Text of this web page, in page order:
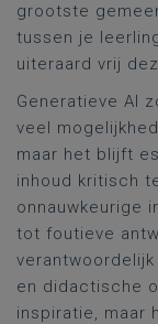
grootste
tussen je
uiteraard vrij
Generatieve AI
veel
maar het blijft
inhoud kritisch
onnauwkeurige
tot foutieve
en didactische
inspiratie, maar